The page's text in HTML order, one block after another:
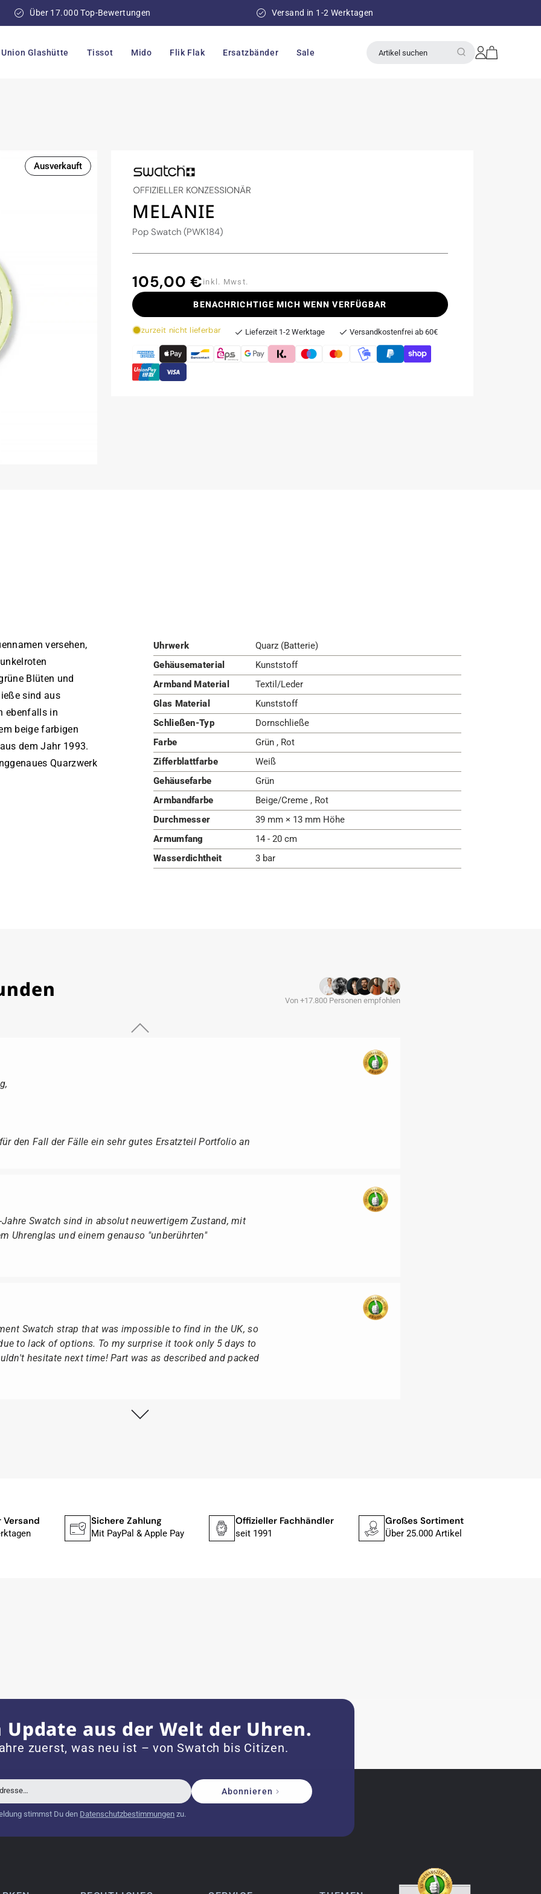
Über 17.000 Top-Bewertungen Versand in 1-2 Werktagen
Union Glashütte Tissot Mido Flik Flak Ersatzbänder Sale Artikel suchen Einloggen
Warenkorb
Ausverkauft
MELANIE
Pop Swatch (PWK184)
Normaler
Preis
105,00 € inkl. Mwst.
BENACHRICHTIGE MICH WENN VERFÜGBAR
zurzeit nicht lieferbar Lieferzeit 1-2 Werktage Versandkostenfrei ab 60€
versehen,
Blüten und
sind aus
ebenfalls in
beige farbigen
dem Jahr 1993.
Quarzwerk
Uhrwerk
Quarz (Batterie)
Gehäusematerial
Kunststoff
Armband Material
Textil/Leder
Glas Material
Kunststoff
Schließen-Typ
Dornschließe
Farbe
Grün , Rot
Zifferblattfarbe
Weiß
Gehäusefarbe
Grün
Armbandfarbe
Beige/Creme , Rot
Durchmesser
39 mm × 13 mm Höhe
Armumfang
14 - 20 cm
Wasserdichtheit
3 bar
Von +17.800 Personen empfohlen
den Fall der Fälle ein sehr gutes Ersatzteil Portfolio an
Jahre Swatch sind in absolut neuwertigem Zustand, mit
Uhrenglas und einem genauso "unberührten"
Swatch strap that was impossible to find in the UK, so
to lack of options. To my surprise it took only 5 days to
hesitate next time! Part was as described and packed
Arbeit und tollen Service extrem weiter empfehlen.
neuer Batterie und korrekt eingestellter Uhrzeit an,
Jahr 1996 ist
Uhr. Vielen Dank :-)
from 2003 is really a time capsule! Very satisfied to find
Versand Sichere Zahlung
Mit PayPal & Apple Pay
Offizieller Fachhändler
seit 1991
Großes Sortiment
Über 25.000 Artikel
Update aus der Welt der Uhren.
zuerst, was neu ist – von Swatch bis Citizen.
Abonnieren
stimmst Du den Datenschutzbestimmungen zu.